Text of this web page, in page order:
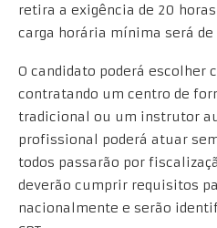
retira a exigência de 20
carga horária mínima será de
O candidato poderá escolher
contratando um centro de
tradicional ou um instrutor
profissional poderá atuar
todos passarão por
deverão cumprir requisitos
nacionalmente e serão